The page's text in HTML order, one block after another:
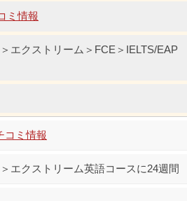
ミ情報
エクストリーム＞FCE＞IELTS/EAP
コミ情報
エクストリーム英語コースに24週間